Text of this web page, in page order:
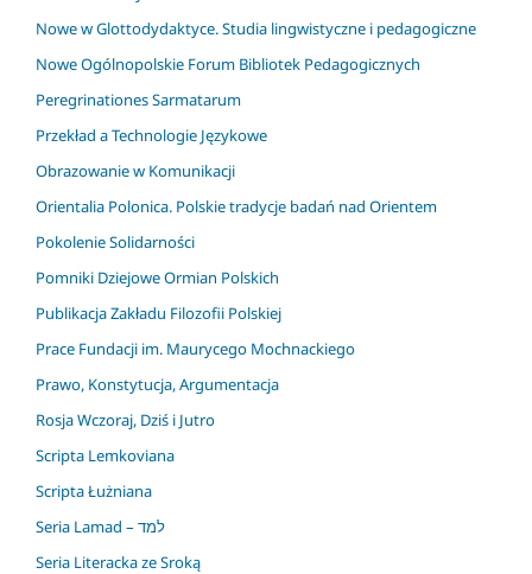
Nowe w Glottodydaktyce. Studia lingwistyczne i pedagogiczne
Nowe Ogólnopolskie Forum Bibliotek Pedagogicznych
Peregrinationes Sarmatarum
Przekład a Technologie Językowe
Obrazowanie w Komunikacji
Orientalia Polonica. Polskie tradycje badań nad Orientem
Pokolenie Solidarności
Pomniki Dziejowe Ormian Polskich
Publikacja Zakładu Filozofii Polskiej
Prace Fundacji im. Maurycego Mochnackiego
Prawo, Konstytucja, Argumentacja
Rosja Wczoraj, Dziś i Jutro
Scripta Lemkoviana
Scripta Łużniana
Seria Lamad – למד
Seria Literacka ze Sroką